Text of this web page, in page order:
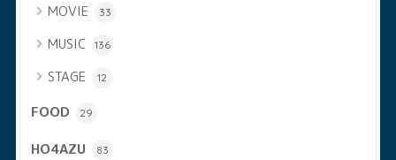
MOVIE 33
MUSIC 136
STAGE 12
FOOD 29
HO4AZU 83